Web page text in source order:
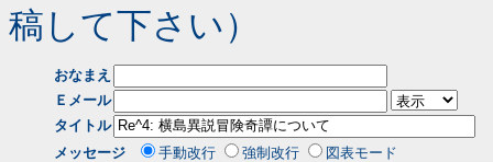
稿して下さい）
おなまえ
Ｅメール
タイトル
メッセージ
手動改行 強制改行 図表モード